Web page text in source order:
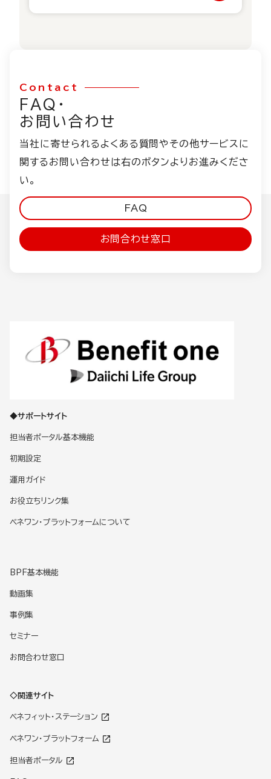
Contact
FAQ・
お問い合わせ
当社に寄せられるよくある質問やその他サービスに
関するお問い合わせは右のボタンよりお進みくださ
い。
FAQ
お問合わせ窓口
◆サポートサイト
担当者ポータル基本機能
初期設定
運用ガイド
お役立ちリンク集
ベネワン・プラットフォームについて
BPF基本機能
動画集
事例集
セミナー
お問合わせ窓口
◇関連サイト
ベネフィット・ステーション
ベネワン・プラットフォーム
担当者ポータル